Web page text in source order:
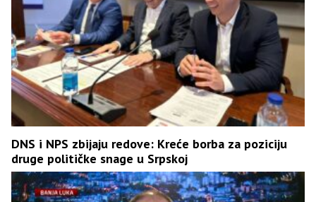
DNS i NPS zbijaju redove: Kreće borba za poziciju
druge političke snage u Srpskoj